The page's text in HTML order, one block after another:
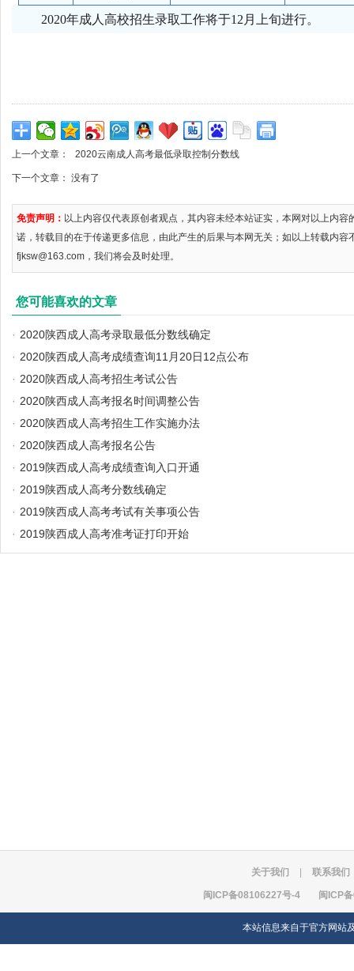
2020年成人高校招生录取工作将于12月上旬进行。
上一个文章： 2020云南成人高考最低录取控制分数线
下一个文章： 没有了
免责声明： 以上内容仅代表原创者观点，其内容未经本站证实，本网对以上内
诺，转载目的在于传递更多信息，由此产生的后果与本网无关；如以上转载内容
fjksw@163.com，我们将会及时处理。
您可能喜欢的文章
· 2020陕西成人高考录取最低分数线确定
· 2020陕西成人高考成绩查询11月20日12点公布
· 2020陕西成人高考招生考试公告
· 2020陕西成人高考报名时间调整公告
· 2020陕西成人高考招生工作实施办法
· 2020陕西成人高考报名公告
· 2019陕西成人高考成绩查询入口开通
· 2019陕西成人高考分数线确定
· 2019陕西成人高考考试有关事项公告
· 2019陕西成人高考准考证打印开始
关于我们 联系我们
闽ICP备08106227号-4 闽ICP
本站信息来自于官方网站